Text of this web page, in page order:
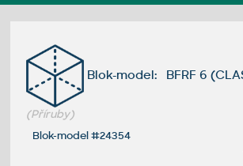
Blok-model: BFRF 6
(Příruby)
Blok-model #24354